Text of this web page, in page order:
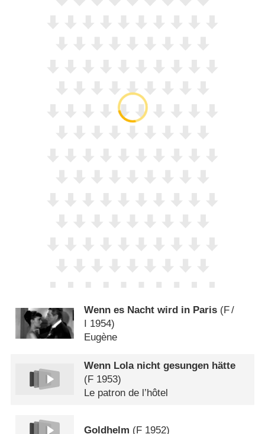
Wenn es Nacht wird in Paris (F/
I 1954)
Eugène
Wenn Lola nicht gesungen hätte
(F 1953)
Le patron de l’hôtel
Goldhelm (F 1952)